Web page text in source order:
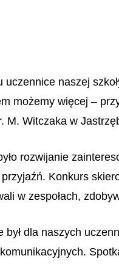
uczennice naszej
możemy więcej –
M. Witczaka w
rozwijanie
Konkurs
w zespołach,
był dla naszych